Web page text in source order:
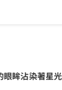
眸沾染著星